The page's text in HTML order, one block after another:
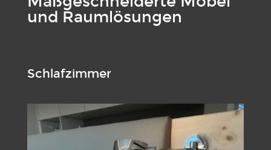
und Raumlösungen
Schlafzimmer